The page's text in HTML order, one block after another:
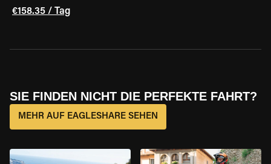
€158.35 / Tag
SIE FINDEN NICHT DIE PERFEKTE FAHRT?
MEHR AUF EAGLESHARE SEHEN